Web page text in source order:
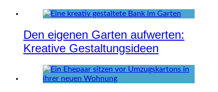
Den eigenen Garten aufwerten:
Kreative Gestaltungsideen